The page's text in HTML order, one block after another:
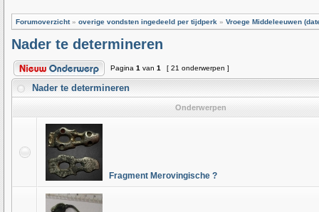
Forumoverzicht» overige vondsten ingedeeld per tijdperk » Vroege Middeleeuwen
Nader te determineren
Pagina 1 van 1 [ 21 onderwerpen ]
Nader te determineren
Onderwerpen
Fragment Merovingische ?